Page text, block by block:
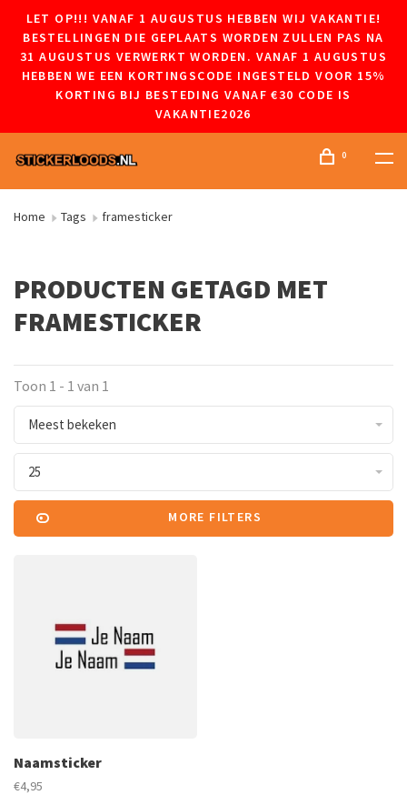
LET OP!!! VANAF 1 AUGUSTUS HEBBEN WIJ VAKANTIE!
BESTELLINGEN DIE GEPLAATS WORDEN ZULLEN PAS NA
31 AUGUSTUS VERWERKT WORDEN. VANAF 1 AUGUSTUS
HEBBEN WE EEN KORTINGSCODE INGESTELD VOOR 15%
KORTING BIJ BESTEDING VANAF €30 CODE IS
VAKANTIE2026
0
Home Tags framesticker
PRODUCTEN GETAGD MET
FRAMESTICKER
Toon 1 - 1 van 1
Meest bekeken
25
MORE FILTERS
Naamsticker
€4,95